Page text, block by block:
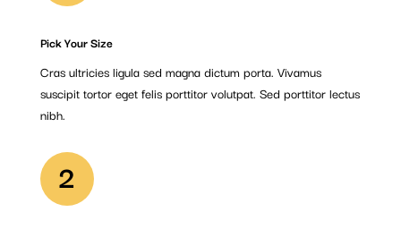
Pick Your Size
Cras ultricies ligula sed magna dictum porta. Vivamus
suscipit tortor eget felis porttitor volutpat. Sed porttitor lectus
nibh.
2